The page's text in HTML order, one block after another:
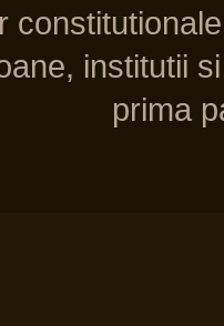
institutii
prima